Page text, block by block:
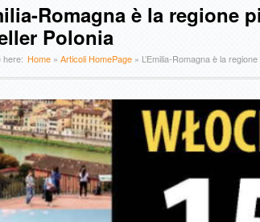
Romagna è la regione
Polonia
here: Home » Articoli HomePage » L’Emilia-Romagna è la